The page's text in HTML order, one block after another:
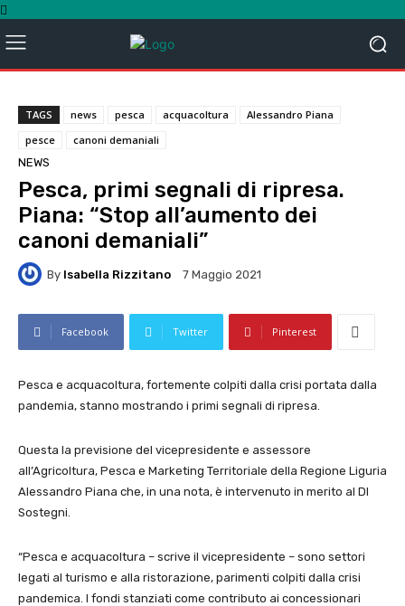
TAGS news pesca acquacoltura
Alessandro Piana
pesce
canoni demaniali
NEWS
Pesca, primi segnali di ripresa.
Piana: “Stop all’aumento dei
canoni demaniali”
By Isabella Rizzitano 7 Maggio 2021
Facebook Twitter Pinterest
Pesca e acquacoltura, fortemente colpiti dalla crisi portata dalla
pandemia, stanno mostrando i primi segnali di ripresa.
Questa la previsione del vicepresidente e assessore
all’Agricoltura, Pesca e Marketing Territoriale della Regione Liguria
Alessandro Piana che, in una nota, è intervenuto in merito al Dl
Sostegni.
“Pesca e acquacoltura – scrive il vicepresidente – sono settori
legati al turismo e alla ristorazione, parimenti colpiti dalla crisi
pandemica. I fondi stanziati come contributo ai concessionari